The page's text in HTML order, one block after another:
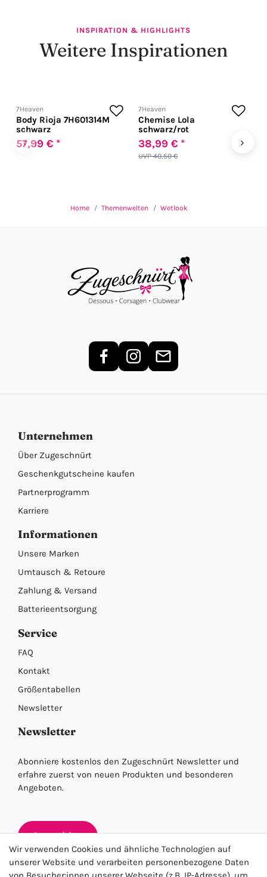
INSPIRATION & HIGHLIGHTS
Weitere Inspirationen
‹
7Heaven
Body Rioja 7H601314M
schwarz
57,99 € *
7Heaven
Chemise Lola
schwarz/rot
UVP 40,50 €
38,99 € * ›
Home Themenwelten Wetlook
Unternehmen
Über Zugeschnürt
Geschenkgutscheine kaufen
Partnerprogramm
Karriere
Informationen
Unsere Marken
Umtausch & Retoure
Zahlung & Versand
Batterieentsorgung
Service
FAQ
Kontakt
Größentabellen
Newsletter
Newsletter
Abonniere kostenlos den Zugeschnürt Newsletter und
erfahre zuerst von neuen Produkten und besonderen
Angeboten.
Anmelden
Wir verwenden Cookies und ähnliche Technologien auf
unserer Website und verarbeiten personenbezogene Daten